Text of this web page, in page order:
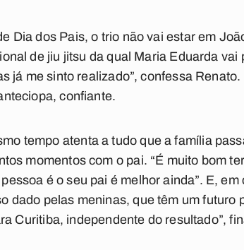
Dia dos Pais, o trio não vai estar em
de jiu jitsu da qual Maria Eduarda vai
já me sinto realizado”, confessa
confiante.
tempo atenta a tudo que a família
momentos com o pai. “É muito bom
é o seu pai é melhor ainda”. E,
dado pelas meninas, que têm um futuro
Curitiba, independente do resultado”,